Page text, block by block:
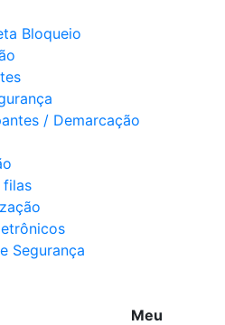
Bloqueio
/ Demarcação
filas
Segurança
Meu